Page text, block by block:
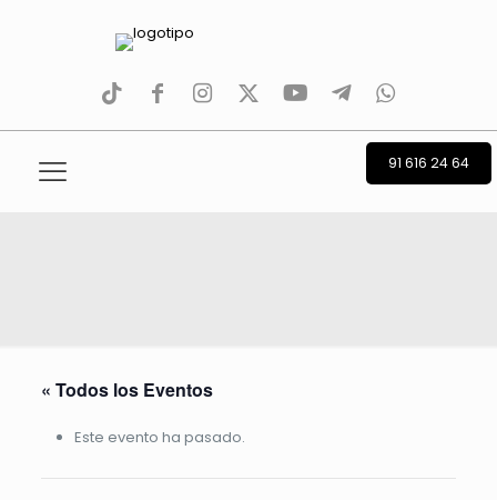
tiktokfacebookinstagram
TwitterYoutubeTelegramwhatsapp
91 616 24 64
« Todos los Eventos
Este evento ha pasado.